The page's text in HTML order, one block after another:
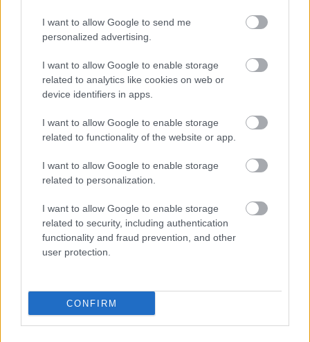
I want to allow Google to send me
personalized advertising.
I want to allow Google to enable storage
related to analytics like cookies on web or
device identifiers in apps.
I want to allow Google to enable storage
related to functionality of the website or app.
I want to allow Google to enable storage
related to personalization.
I want to allow Google to enable storage
related to security, including authentication
functionality and fraud prevention, and other
user protection.
CONFIRM
Szólj hozzá!
KIVÁLÓ PROGRAM VÁR MINDENKIT EZEN A HÉTVÉGÉN
GYŐRBEN